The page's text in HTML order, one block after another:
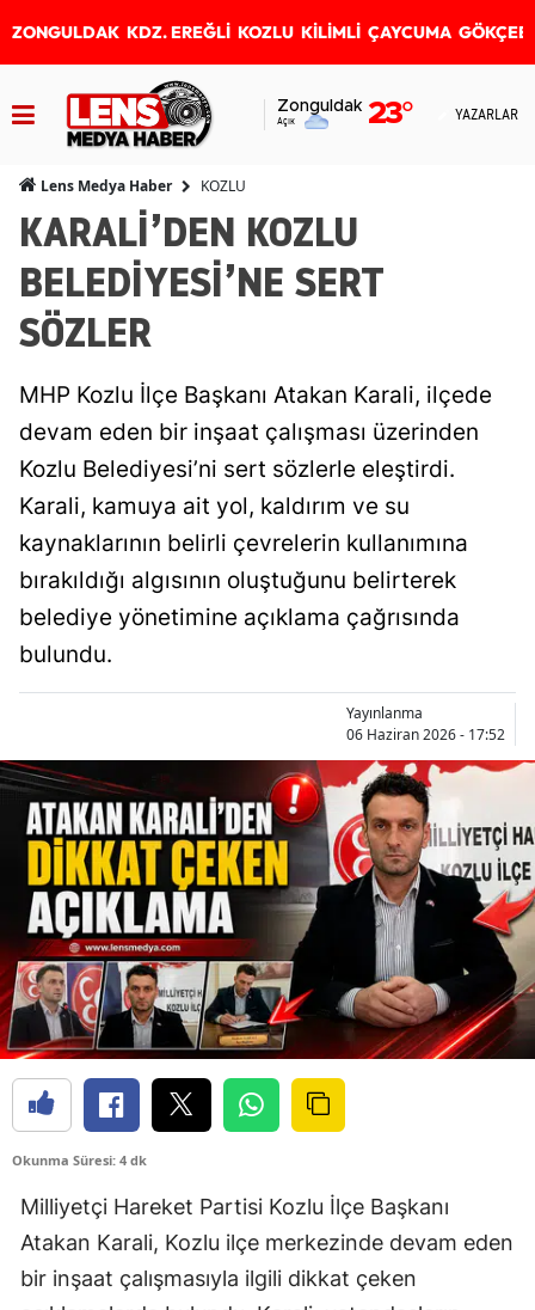
ZONGULDAK KDZ. EREĞLİ KOZLU KİLİMLİ ÇAYCUMA
Zonguldak
Açık 23° YAZARLAR
Lens Medya Haber KOZLU
KARALİ’DEN KOZLU
BELEDİYESİ’NE SERT
SÖZLER
MHP Kozlu İlçe Başkanı Atakan Karali, ilçede
devam eden bir inşaat çalışması üzerinden
Kozlu Belediyesi’ni sert sözlerle eleştirdi.
Karali, kamuya ait yol, kaldırım ve su
kaynaklarının belirli çevrelerin kullanımına
bırakıldığı algısının oluştuğunu belirterek
belediye yönetimine açıklama çağrısında
bulundu.
Yayınlanma
06 Haziran 2026 - 17:52
Okunma Süresi: 4 dk
Milliyetçi Hareket Partisi Kozlu İlçe Başkanı
Atakan Karali, Kozlu ilçe merkezinde devam eden
bir inşaat çalışmasıyla ilgili dikkat çeken